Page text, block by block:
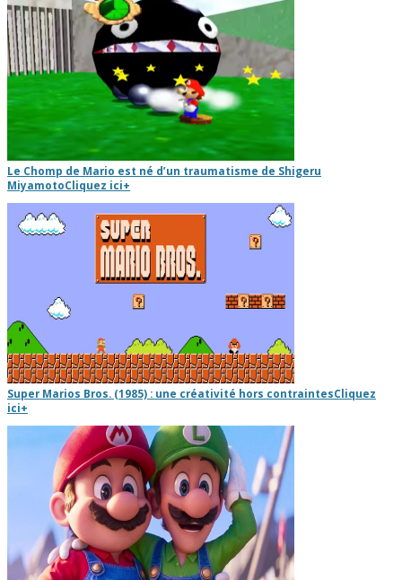
Le Chomp de Mario est né d’un traumatisme de Shigeru
MiyamotoCliquez ici+
Super Marios Bros. (1985) : une créativité hors contraintesCliquez
ici+